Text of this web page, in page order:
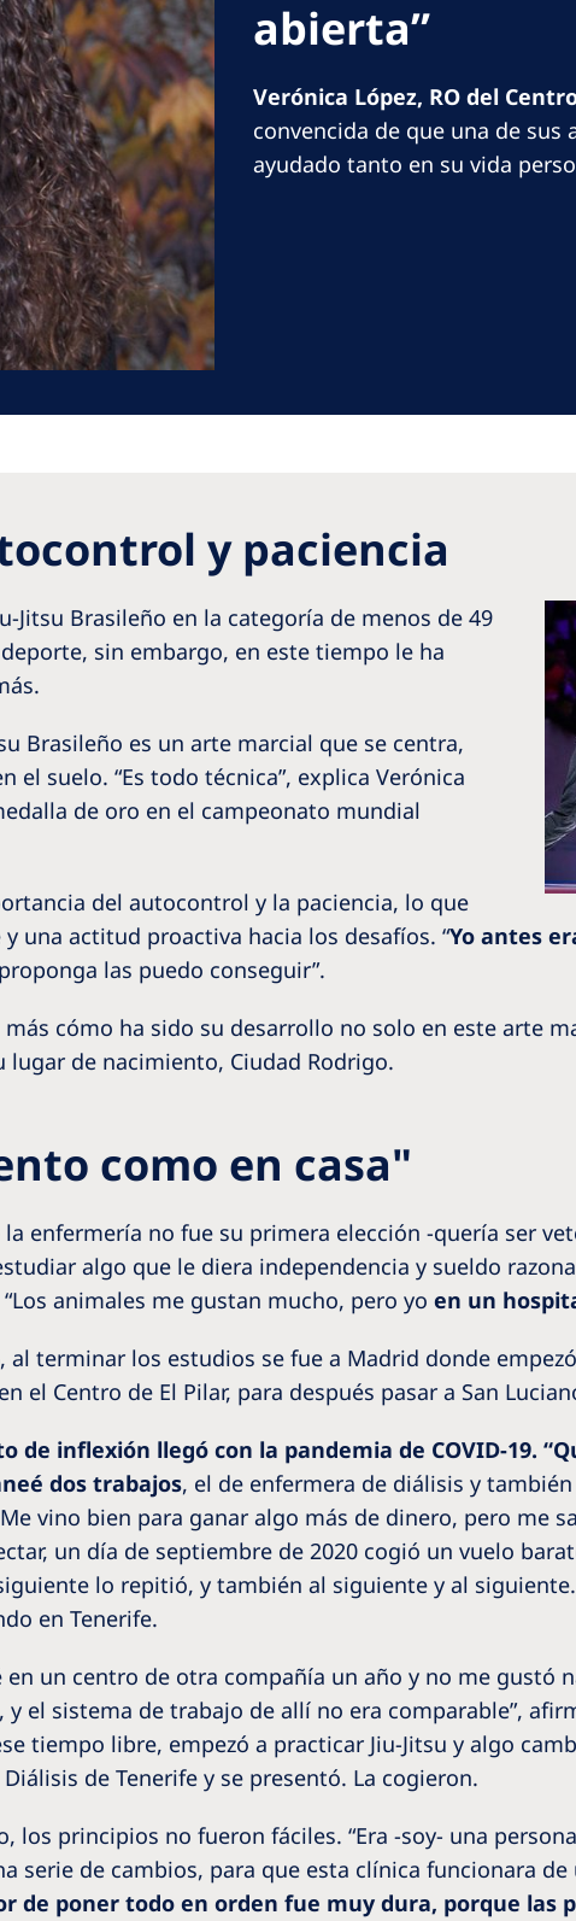
Romania
Russia
Asia Pacific
Asia Pacific
Australia
Philippines
North
United States
NephroCare International
abierta”
Verónica López, RO del
convencida de que una de sus
ayudado tanto en su vida
y paciencia
Jitsu Brasileño en la categoría de menos de 49
sin embargo, en este tiempo le ha
Brasileño es un arte marcial que se centra,
suelo. “Es todo técnica”, explica Verónica
de oro en el campeonato mundial
del autocontrol y la paciencia, lo que
una actitud proactiva hacia los desafíos. “Yo antes
las puedo conseguir”.
cómo ha sido su desarrollo no solo en este arte
lugar de nacimiento, Ciudad Rodrigo.
como en casa"
enfermería no fue su primera elección -quería ser
algo que le diera independencia y sueldo
animales me gustan mucho, pero yo en un
al terminar los estudios se fue a Madrid donde
el Centro de El Pilar, para después pasar a San
de inflexión llegó con la pandemia de COVID-19.
dos trabajos, el de enfermera de diálisis y
vino bien para ganar algo más de dinero, pero me
un día de septiembre de 2020 cogió un vuelo
lo repitió, y también al siguiente y al siguiente.
en Tenerife.
en un centro de otra compañía un año y no me gustó
el sistema de trabajo de allí no era comparable”,
tiempo libre, empezó a practicar Jiu-Jitsu y algo
de Tenerife y se presentó. La cogieron.
los principios no fueron fáciles. “Era -soy- una
serie de cambios, para que esta clínica funcionara
de poner todo en orden fue muy dura, porque las